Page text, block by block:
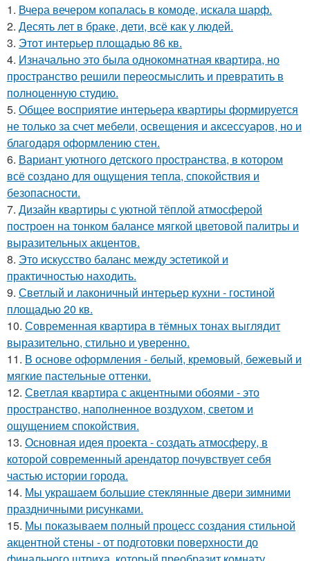
1. Вчера вечером копалась в комоде, искала шарф.
2. Десять лет в браке, дети, всё как у людей.
3. Этот интерьер площадью 86 кв.
4. Изначально это была однокомнатная квартира, но
пространство решили переосмыслить и превратить в
полноценную студию.
5. Общее восприятие интерьера квартиры формируется
не только за счет мебели, освещения и аксессуаров, но и
благодаря оформлению стен.
6. Вариант уютного детского пространства, в котором
всё создано для ощущения тепла, спокойствия и
безопасности.
7. Дизайн квартиры с уютной тёплой атмосферой
построен на тонком балансе мягкой цветовой палитры и
выразительных акцентов.
8. Это искусство баланс между эстетикой и
практичностью находить.
9. Светлый и лаконичный интерьер кухни - гостиной
площадью 20 кв.
10. Современная квартира в тёмных тонах выглядит
выразительно, стильно и уверенно.
11. В основе оформления - белый, кремовый, бежевый и
мягкие пастельные оттенки.
12. Светлая квартира с акцентными обоями - это
пространство, наполненное воздухом, светом и
ощущением спокойствия.
13. Основная идея проекта - создать атмосферу, в
которой современный арендатор почувствует себя
частью истории города.
14. Мы украшаем большие стеклянные двери зимними
праздничными рисунками.
15. Мы показываем полный процесс создания стильной
акцентной стены - от подготовки поверхности до